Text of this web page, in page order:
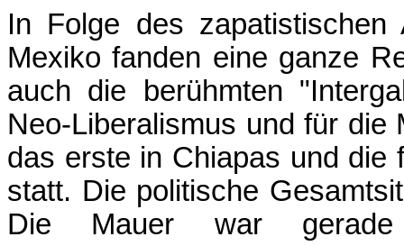
In Folge des
Mexiko fanden eine ganze
auch die berühmten
Neo-Liberalismus und für die
das erste in Chiapas und die
statt. Die politische
Die Mauer war